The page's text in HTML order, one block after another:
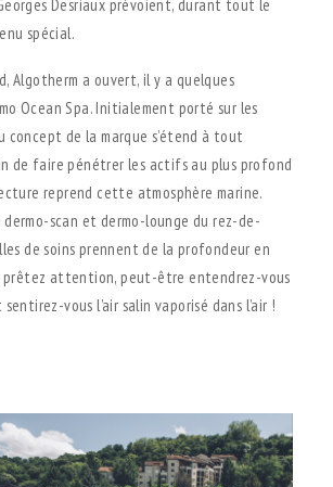
Desriaux prévoient, durant tout le
spécial.
Algotherm a ouvert, il y a quelques
Ocean Spa. Initialement porté sur les
concept de la marque s’étend à tout
de faire pénétrer les actifs au plus profond
reprend cette atmosphère marine.
dermo-scan et dermo-lounge du rez-de-
de soins prennent de la profondeur en
prêtez attention, peut-être entendrez-vous
sentirez-vous l’air salin vaporisé dans l’air !